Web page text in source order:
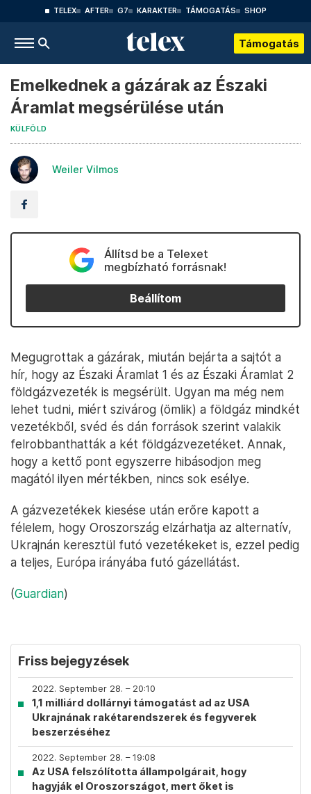
TELEX AFTER G7 KARAKTER TÁMOGATÁS SHOP
Támogatás
Emelkednek a gázárak az Északi
Áramlat megsérülése után
KÜLFÖLD
Weiler Vilmos
Állítsd be a Telexet
megbízható forrásnak!
Beállítom
Megugrottak a gázárak, miután bejárta a sajtót a
hír, hogy az Északi Áramlat 1 és az Északi Áramlat 2
földgázvezeték is megsérült. Ugyan ma még nem
lehet tudni, miért szivárog (ömlik) a földgáz mindkét
vezetékből, svéd és dán források szerint valakik
felrobbanthatták a két földgázvezetéket. Annak,
hogy a kettő pont egyszerre hibásodjon meg
magától ilyen mértékben, nincs sok esélye.
A gázvezetékek kiesése után erőre kapott a
félelem, hogy Oroszország elzárhatja az alternatív,
Ukrajnán keresztül futó vezetékeket is, ezzel pedig
a teljes, Európa irányába futó gázellátást.
(Guardian)
Friss bejegyzések
2022. September 28. – 20:10
1,1 milliárd dollárnyi támogatást ad az USA
Ukrajnának rakétarendszerek és fegyverek
beszerzéséhez
2022. September 28. – 19:08
Az USA felszólította állampolgárait, hogy
hagyják el Oroszországot, mert őket is